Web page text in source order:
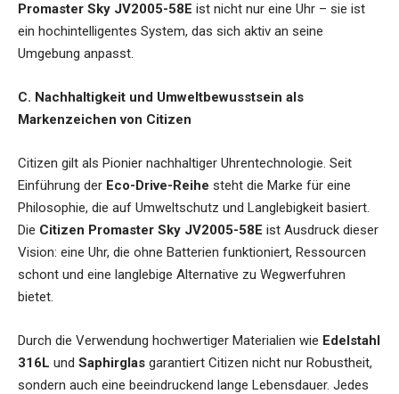
Promaster Sky JV2005-58E ist nicht nur eine Uhr – sie ist
ein hochintelligentes System, das sich aktiv an seine
Umgebung anpasst.
C. Nachhaltigkeit und Umweltbewusstsein als
Markenzeichen von Citizen
Citizen gilt als Pionier nachhaltiger Uhrentechnologie. Seit
Einführung der Eco-Drive-Reihe steht die Marke für eine
Philosophie, die auf Umweltschutz und Langlebigkeit basiert.
Die Citizen Promaster Sky JV2005-58E ist Ausdruck dieser
Vision: eine Uhr, die ohne Batterien funktioniert, Ressourcen
schont und eine langlebige Alternative zu Wegwerfuhren
bietet.
Durch die Verwendung hochwertiger Materialien wie Edelstahl
316L und Saphirglas garantiert Citizen nicht nur Robustheit,
sondern auch eine beeindruckend lange Lebensdauer. Jedes